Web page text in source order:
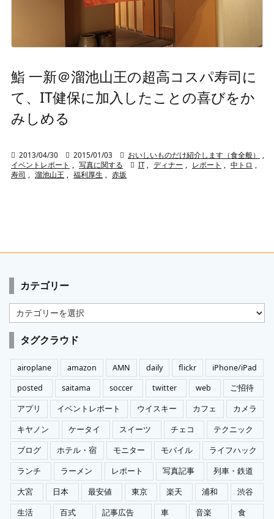
鮨 一新＠溜池山王の超高コスパ寿司に
て、IT健保に加入したことの喜びをか
みしめる
 2013/04/30  2015/01/03  おいしいものだけ紹介します（食全般）
,
イベントレポート , 写真に関する  IT , ディナー , レポート , 中トロ ,
寿司 , 溜池山王 , 福利厚生 , 赤坂
カテゴリー
カ
テ
ゴ
リ
ー
タグクラウド
airoplane amazon AMN daily flickr
iPhone/iPad
posted
saitama soccer twitter web
ご招待
アプリ
イベントレポート ウイスキー カフェ
カメラ
キヤノン
ケータイ スイーツ チェコ
テクニック
ブログ
ホテル・宿 モニター モバイル
ライフハック
ランチ
ラーメン レポート 写真記事
列車・鉄道
大宮
日本 最安値 東京 楽天 浦和
渋谷
生活
百式 記事広告 車 音楽 食